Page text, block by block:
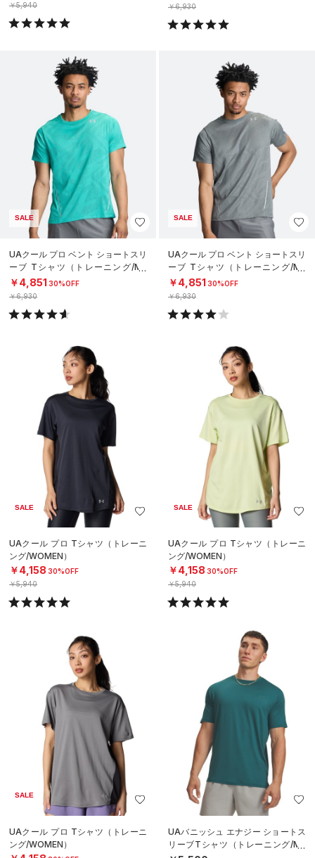
￥5,940
￥6,930
SALE
UAクール プロ ベント ショートスリ
ーブ Tシャツ（トレーニング/ME
N）
￥4,851 30%OFF
￥6,930
SALE
UAクール プロ ベント ショートスリ
ーブ Tシャツ（トレーニング/ME
N）
￥4,851 30%OFF
￥6,930
SALE
UAクール プロ Tシャツ（トレーニ
ング/WOMEN）
￥4,158 30%OFF
￥5,940
SALE
UAクール プロ Tシャツ（トレーニ
ング/WOMEN）
￥4,158 30%OFF
￥5,940
SALE
UAクール プロ Tシャツ（トレーニ
ング/WOMEN）
UAバニッシュ エナジー ショートス
リーブTシャツ（トレーニング/ME